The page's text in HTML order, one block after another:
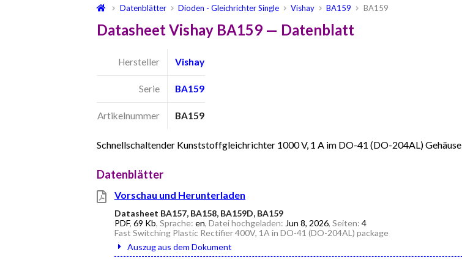
Datenblätter Dioden - Gleichrichter Single Vishay BA159 BA159
Datasheet Vishay BA159 — Datenblatt
Hersteller Vishay
Serie BA159
Artikelnummer BA159
Schnellschaltender Kunststoffgleichrichter 1000 V, 1 A im DO-41 (DO-204AL) Gehäuse
Datenblätter
Vorschau und Herunterladen
Datasheet BA157, BA158, BA159D, BA159
PDF, 69 Kb, Sprache: en, Datei hochgeladen: Jun 8, 2026, Seiten: 4
Fast Switching Plastic Rectifier 400V, 1A in DO-41 (DO-204AL) package
Auszug aus dem Dokument